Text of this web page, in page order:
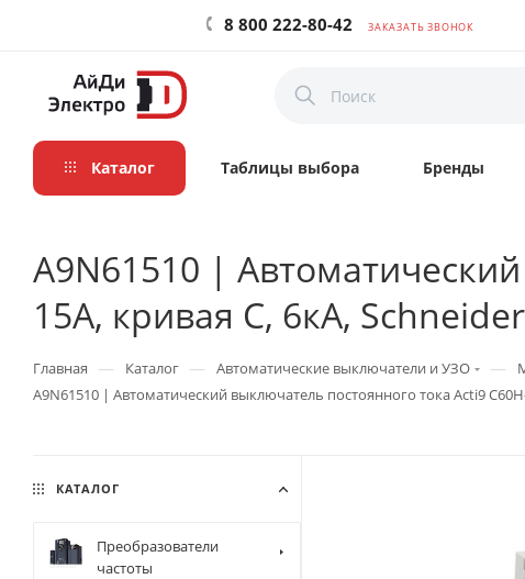
8 800 222-80-42 ЗАКАЗАТЬ ЗВОНОК
Каталог Таблицы выбора Бренды
A9N61510 |
15А, кривая C, 6кА,
Главная — Каталог — Автоматические выключатели и УЗО —
A9N61510 | Автоматический выключатель постоянного тока Acti9
КАТАЛОГ
Преобразователи
частоты